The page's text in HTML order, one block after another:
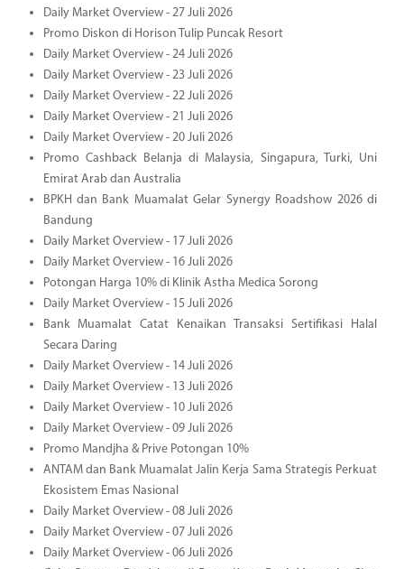
Daily Market Overview - 27 Juli 2026
Promo Diskon di Horison Tulip Puncak Resort
Daily Market Overview - 24 Juli 2026
Daily Market Overview - 23 Juli 2026
Daily Market Overview - 22 Juli 2026
Daily Market Overview - 21 Juli 2026
Daily Market Overview - 20 Juli 2026
Promo Cashback Belanja di Malaysia, Singapura, Turki, Uni
Emirat Arab dan Australia
BPKH dan Bank Muamalat Gelar Synergy Roadshow 2026 di
Bandung
Daily Market Overview - 17 Juli 2026
Daily Market Overview - 16 Juli 2026
Potongan Harga 10% di Klinik Astha Medica Sorong
Daily Market Overview - 15 Juli 2026
Bank Muamalat Catat Kenaikan Transaksi Sertifikasi Halal
Secara Daring
Daily Market Overview - 14 Juli 2026
Daily Market Overview - 13 Juli 2026
Daily Market Overview - 10 Juli 2026
Daily Market Overview - 09 Juli 2026
Promo Mandjha & Prive Potongan 10%
ANTAM dan Bank Muamalat Jalin Kerja Sama Strategis Perkuat
Ekosistem Emas Nasional
Daily Market Overview - 08 Juli 2026
Daily Market Overview - 07 Juli 2026
Daily Market Overview - 06 Juli 2026